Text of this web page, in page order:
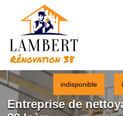
indisponible
Entreprise de